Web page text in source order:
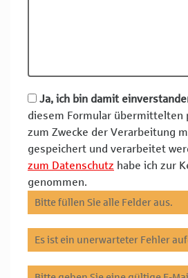
Ja, ich bin damit
diesem Formular übermittelten
zum Zwecke der Verarbeitung
gespeichert und verarbeitet
zum Datenschutz habe ich zur
genommen.
Bitte füllen Sie alle Felder aus.
Es ist ein unerwarteter Fehler